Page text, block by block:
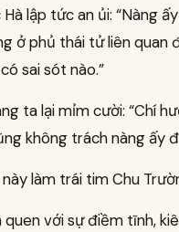
lập tức an ủi: “Nàng
ở phủ thái tử liên quan
sai sót nào.”
ta lại mỉm cười: “Chí
không trách nàng ấy
làm trái tim Chu
quen với sự điềm tĩnh,